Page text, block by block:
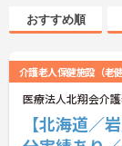
おすすめ順
介護老人保健施設（老健
医療法人北翔会介
【北海道／